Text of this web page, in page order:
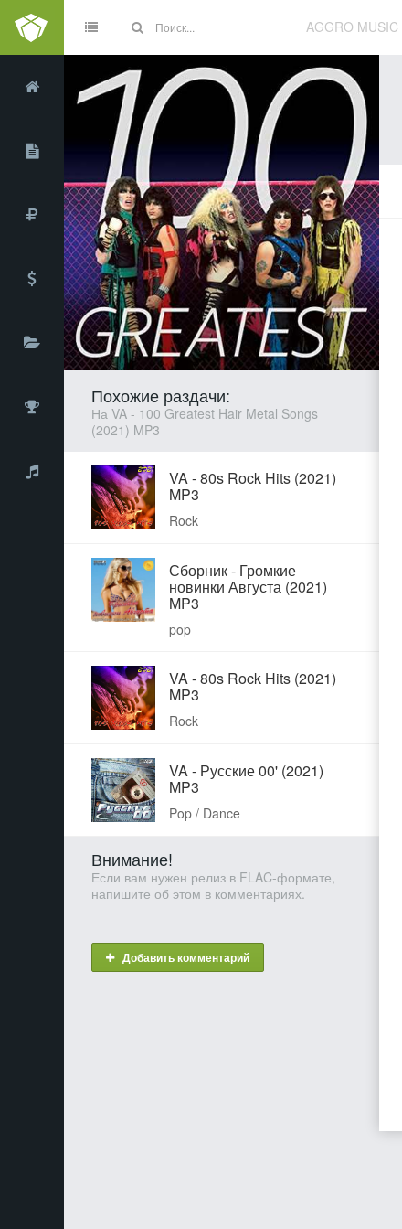
AGGRO MUSIC
Похожие раздачи:
На VA - 100 Greatest Hair Metal Songs
(2021) MP3
VA - 80s Rock Hits (2021)
MP3
Rock
Сборник - Громкие
новинки Августа (2021)
MP3
pop
VA - 80s Rock Hits (2021)
MP3
Rock
VA - Русские 00' (2021)
MP3
Pop / Dance
Внимание!
Если вам нужен релиз в FLAC-формате,
напишите об этом в комментариях.
Добавить комментарий